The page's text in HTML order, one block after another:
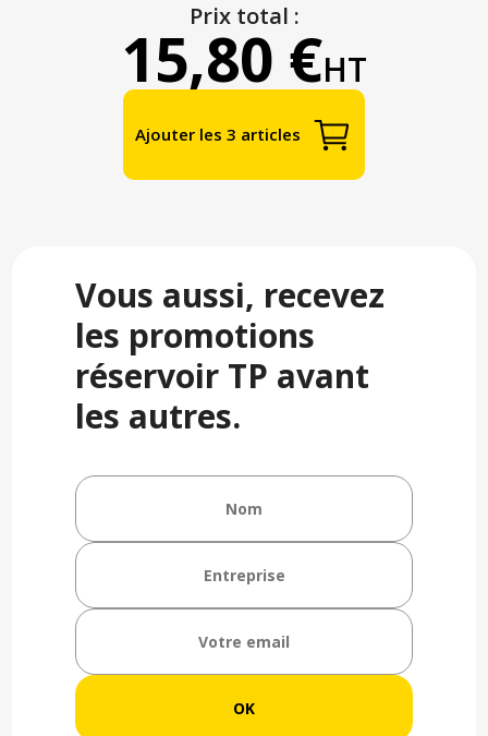
Prix total :
15,80 €HT
Ajouter les 3 articles
Vous aussi, recevez
les promotions
réservoir TP avant
les autres.